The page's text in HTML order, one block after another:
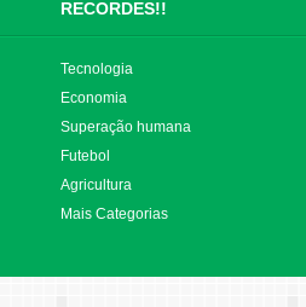
RECORDES!!
Tecnologia
Economia
Superação humana
Futebol
Agricultura
Mais Categorias